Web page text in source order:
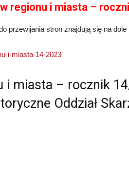
regionu i miasta –
przewijania stron znajdują się na
i-miasta-14-2023
i miasta – rocznik
Oddział